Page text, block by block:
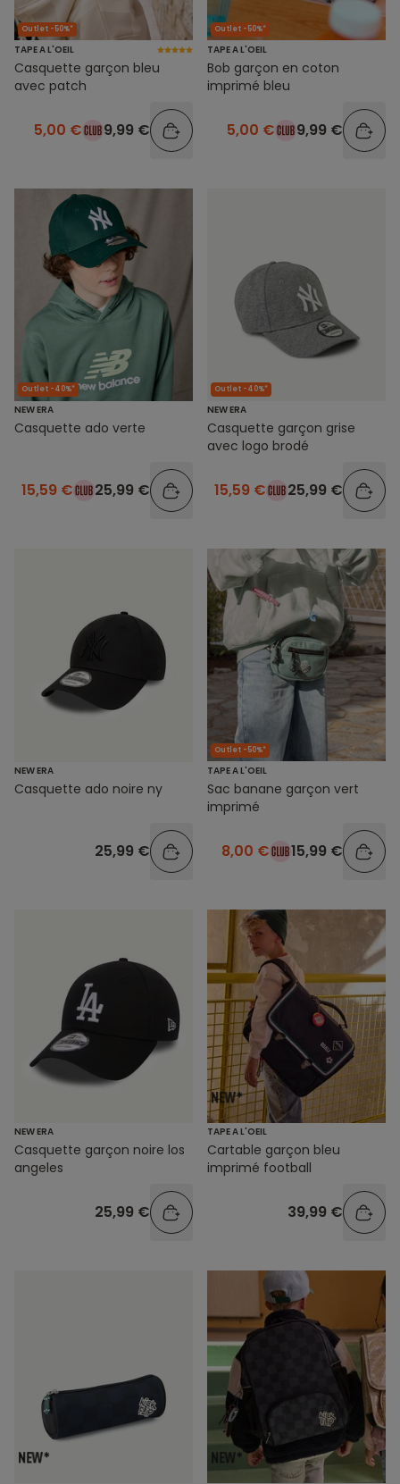
Outlet -50%*
TAPE A L'OEIL
Casquette garçon bleu
avec patch
5,00 € 9,99 €
Outlet -50%*
TAPE A L'OEIL
Bob garçon en coton
imprimé bleu
5,00 € 9,99 €
Outlet -40%*
NEW ERA
Casquette ado verte
15,59 € 25,99 €
Outlet -40%*
NEW ERA
Casquette garçon grise
avec logo brodé
15,59 € 25,99 €
NEW ERA
Casquette ado noire ny
25,99 €
Outlet -50%*
TAPE A L'OEIL
Sac banane garçon vert
imprimé
8,00 € 15,99 €
NEW ERA
Casquette garçon noire los
angeles
25,99 €
TAPE A L'OEIL
Cartable garçon bleu
imprimé football
39,99 €